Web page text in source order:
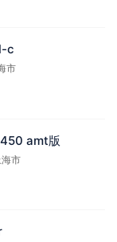
c
市
amt版
市